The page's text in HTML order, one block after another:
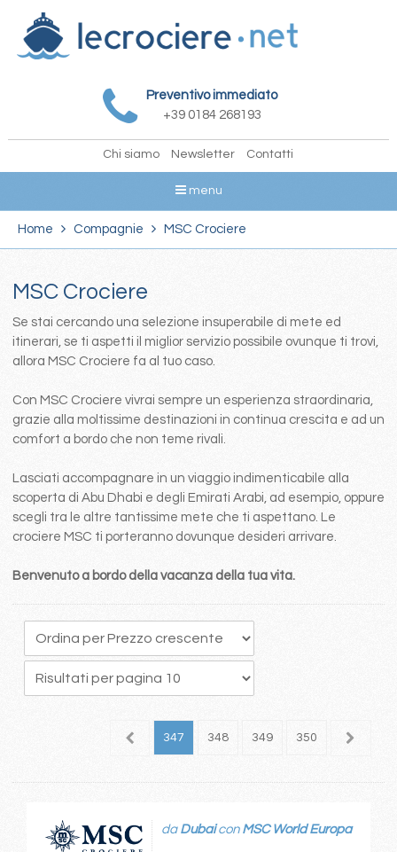
Preventivo immediato
+39 0184 268193
Chi siamo Newsletter Contatti
menu
Home Compagnie MSC Crociere
MSC Crociere
Se stai cercando una selezione insuperabile di mete ed
itinerari, se ti aspetti il miglior servizio possibile ovunque ti trovi,
allora MSC Crociere fa al tuo caso.
Con MSC Crociere vivrai sempre un esperienza straordinaria,
grazie alla moltissime destinazioni in continua crescita e ad un
comfort a bordo che non teme rivali.
Lasciati accompagnare in un viaggio indimenticabile alla
scoperta di Abu Dhabi e degli Emirati Arabi, ad esempio, oppure
scegli tra le altre tantissime mete che ti aspettano. Le
crociere MSC ti porteranno dovunque desideri arrivare.
Benvenuto a bordo della vacanza della tua vita.
346 347 348 349 350 351
da Dubaicon MSC World Europa